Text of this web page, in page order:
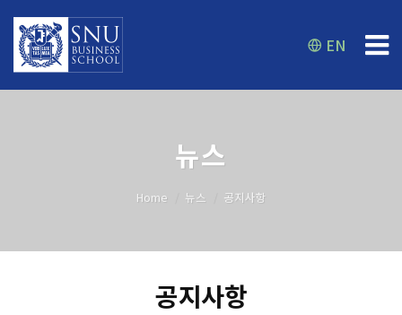
EN
뉴스
Home 뉴스 공지사항
공지사항